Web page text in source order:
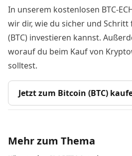
In unserem kostenlosen BTC-
wir dir, wie du sicher und
(BTC) investieren kannst.
worauf du beim Kauf von
solltest.
Jetzt zum Bitcoin (BTC)
Mehr zum Thema